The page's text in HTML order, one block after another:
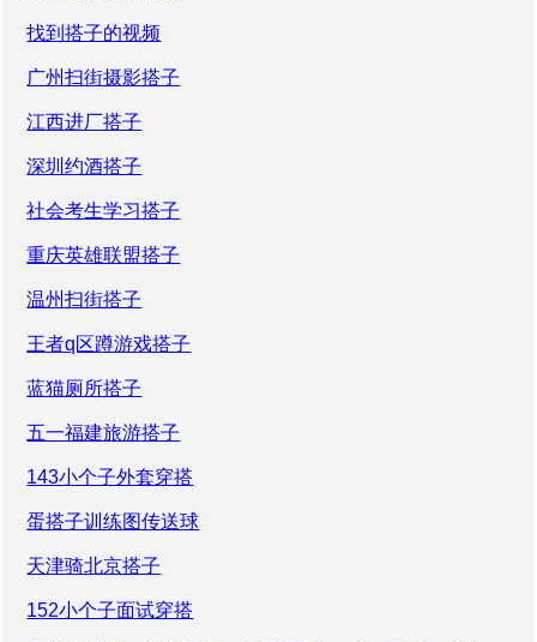
找到搭子的视频
广州扫街摄影搭子
江西进厂搭子
深圳约酒搭子
社会考生学习搭子
重庆英雄联盟搭子
温州扫街搭子
王者q区蹲游戏搭子
蓝猫厕所搭子
五一福建旅游搭子
143小个子外套穿搭
蛋搭子训练图传送球
天津骑北京搭子
152小个子面试穿搭